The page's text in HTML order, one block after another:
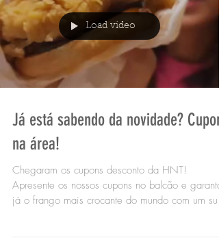
Load video
Já está sabendo da novidade? Cupons
na área!
Chegaram os cupons desconto da HNT!
Apresente os nossos cupons no balcão e garanta
já o frango mais crocante do mundo com um